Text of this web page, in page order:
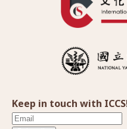
Keep in touch with